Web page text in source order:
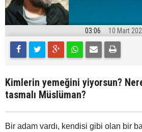
03:06 10 Mart
Kimlerin yemeğini yiyorsun?
tasmalı Müslüman?
Bir adam vardı, kendisi gibi olan bir